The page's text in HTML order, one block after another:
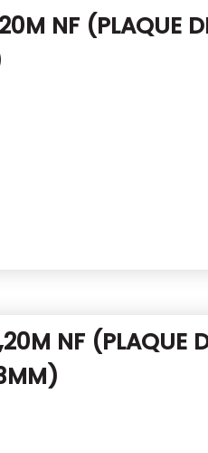
NF (PLAQUE
NF (PLAQUE